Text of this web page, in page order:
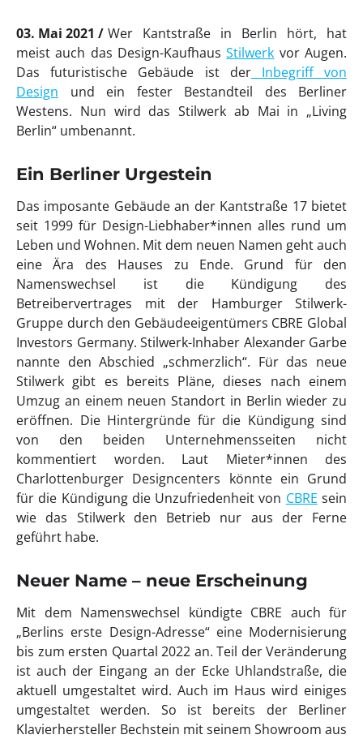
03. Mai 2021
Wer Kantstraße in Berlin hört, hat
meist auch das Design-KaufhausStilwerk vor Augen.
Das futuristische Gebäude ist derInbegriff von
Design und ein fester Bestandteil des Berliner
Westens. Nun wird das Stilwerk ab Mai in „Living
Berlin“ umbenannt.
Ein Berliner Urgestein
Das imposante Gebäude an der Kantstraße 17 bietet
seit 1999 für Design-Liebhaber*innen alles rund um
Leben und Wohnen. Mit dem neuen Namen geht auch
eine Ära des Hauses zu Ende. Grund für den
Namenswechsel ist die Kündigung des
Betreibervertrages mit der Hamburger Stilwerk-
Gruppe durch den Gebäudeeigentümers CBRE Global
Investors Germany. Stilwerk-Inhaber Alexander Garbe
nannte den Abschied „schmerzlich“. Für das neue
Stilwerk gibt es bereits Pläne, dieses nach einem
Umzug an einem neuen Standort in Berlin wieder zu
eröffnen. Die Hintergründe für die Kündigung sind
von den beiden Unternehmensseiten nicht
kommentiert worden. Laut Mieter*innen des
Charlottenburger Designcenters könnte ein Grund
für die Kündigung die Unzufriedenheit von CBRE sein
wie das Stilwerk den Betrieb nur aus der Ferne
geführt habe.
Neuer Name – neue Erscheinung
Mit dem Namenswechsel kündigte CBRE auch für
„Berlins erste Design-Adresse“ eine Modernisierung
bis zum ersten Quartal 2022 an. Teil der Veränderung
ist auch der Eingang an der Ecke Uhlandstraße, die
aktuell umgestaltet wird. Auch im Haus wird einiges
umgestaltet werden. So ist bereits der Berliner
Klavierhersteller Bechstein mit seinem Showroom aus